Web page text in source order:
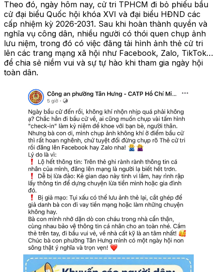
Theo đó, ngày hôm nay, cử tri TPHCM đi bỏ phiếu bầu
cử đại biểu Quốc hội khóa XVI và đại biểu HĐND các
cấp nhiệm kỳ 2026-2031. Sau khi hoàn thành quyền và
nghĩa vụ công dân, nhiều người có thói quen chụp ảnh
lưu niệm, trong đó có việc đăng tải hình ảnh thẻ cử tri
lên các trang mạng xã hội như Facebook, Zalo, TikTok…
để chia sẻ niềm vui và sự tự hào khi tham gia ngày hội
toàn dân.